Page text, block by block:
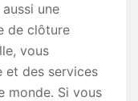
une
de clôture
vous
et des services
monde. Si vous